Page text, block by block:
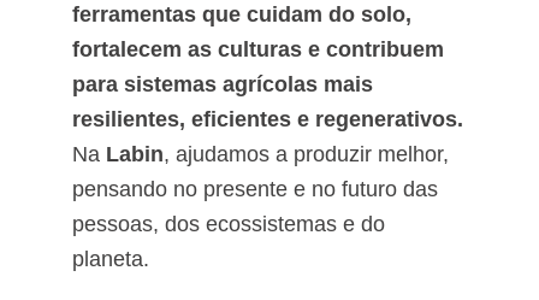
ferramentas que cuidam do solo,
fortalecem as culturas e contribuem
para sistemas agrícolas mais
resilientes, eficientes e regenerativos.
Na Labin, ajudamos a produzir melhor,
pensando no presente e no futuro das
pessoas, dos ecossistemas e do
planeta.